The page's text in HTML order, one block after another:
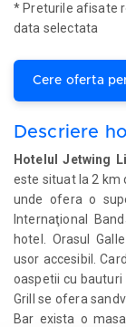
* Preturile afisate
data selectata
Cere oferta
Descriere
Hotelul Jetwing
este situat la 2 km
unde ofera o
Internaţional
hotel. Orasul
usor accesibil.
oaspetii cu bauturi
Grill se ofera
Bar exista o